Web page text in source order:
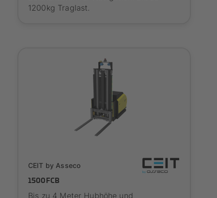
1200kg Traglast.
CEIT by Asseco
1500FCB
Bis zu 4 Meter Hubhöhe und